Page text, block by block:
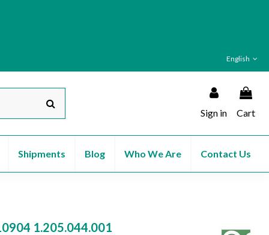
English
Sign in Cart
Contact Us
Who We Are
Blog
Shipments
1.205.044.001